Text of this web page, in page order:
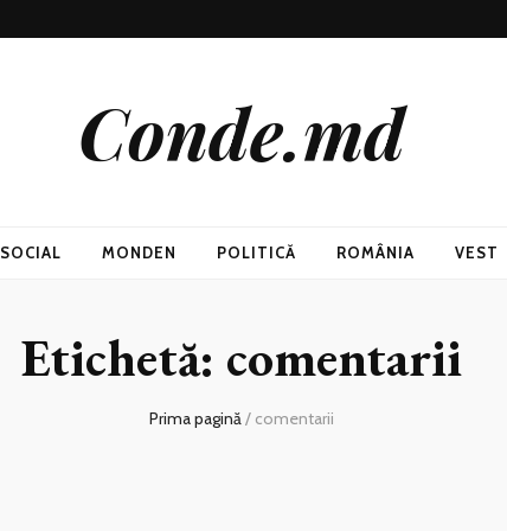
Conde.md
SOCIAL MONDEN POLITICĂ ROMÂNIA VEST
Etichetă: comentarii
Prima pagină/ comentarii